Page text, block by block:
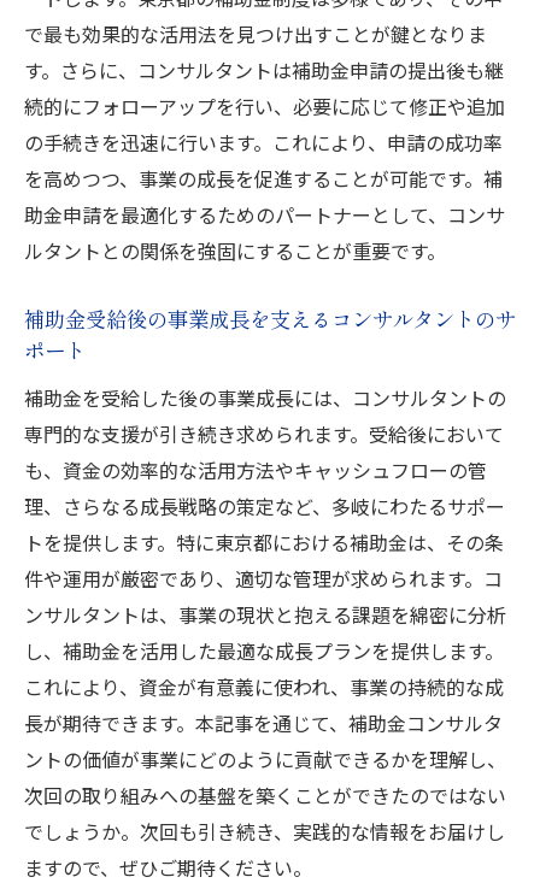
の加速
補助金活用で競争力を高めるためのコンサ
ルタントの役割
東京都の事業環境に適応した補助金戦略
長期的なビジネス成長に向けた補助金プラ
ンニング
方法
ネスモデル
東京都のコンサルタントと共に補助金申請を成
功させる方法
コンサルタントとのパートナーシップを強
化する方法
補助金申請の計画段階からコンサルタント
を巻き込む
東京都の補助金申請を効果的に進めるため
の戦略
コンサルタントのフィードバックを活用し
た申請の改善
補助金申請におけるコンサルタントの役割
分担
で最も効果的な活用法を見つけ出すことが鍵となりま
す。さらに、コンサルタントは補助金申請の提出後も継
続的にフォローアップを行い、必要に応じて修正や追加
の手続きを迅速に行います。これにより、申請の成功率
を高めつつ、事業の成長を促進することが可能です。補
助金申請を最適化するためのパートナーとして、コンサ
ルタントとの関係を強固にすることが重要です。
補助金受給後の事業成長を支えるコンサルタントのサ
ポート
補助金を受給した後の事業成長には、コンサルタントの
専門的な支援が引き続き求められます。受給後において
も、資金の効率的な活用方法やキャッシュフローの管
理、さらなる成長戦略の策定など、多岐にわたるサポー
トを提供します。特に東京都における補助金は、その条
件や運用が厳密であり、適切な管理が求められます。コ
ンサルタントは、事業の現状と抱える課題を綿密に分析
し、補助金を活用した最適な成長プランを提供します。
これにより、資金が有意義に使われ、事業の持続的な成
長が期待できます。本記事を通じて、補助金コンサルタ
ントの価値が事業にどのように貢献できるかを理解し、
次回の取り組みへの基盤を築くことができたのではない
でしょうか。次回も引き続き、実践的な情報をお届けし
ますので、ぜひご期待ください。